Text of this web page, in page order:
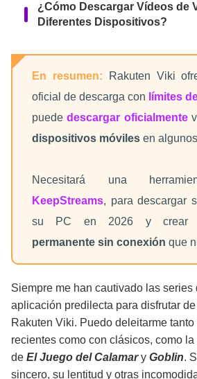
¿Cómo Descargar Vídeos de
Diferentes Dispositivos?
Preguntas Frecuentes
En resumen: Rakuten Viki
oficial de descarga con límites
puededescargar oficialmente
dispositivos móviles en
Necesitará una
KeepStreams, para descargar
su PC en 2026 y crear
permanente sin conexión que
Siempre me han cautivado las series
aplicación predilecta para disfrutar
Rakuten Viki. Puedo deleitarme
recientes como con clásicos, como
de El Juego del Calamary Goblin.
sincero, su lentitud y otras